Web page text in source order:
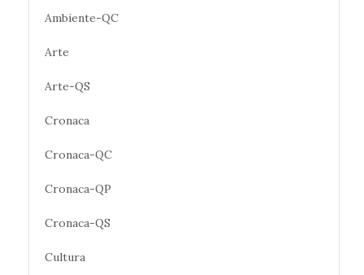
Ambiente-QC
Arte
Arte-QS
Cronaca
Cronaca-QC
Cronaca-QP
Cronaca-QS
Cultura